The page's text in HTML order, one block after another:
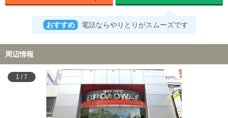
おすすめ 電話ならやりとりがスムーズです
周辺情報
1 /7